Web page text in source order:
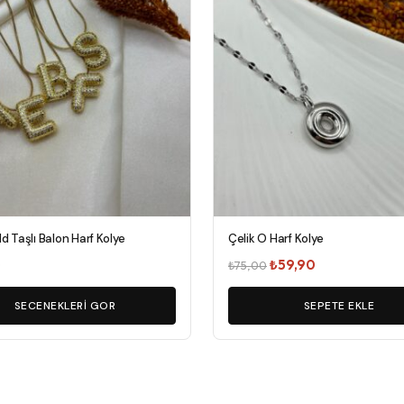
Taşlı Balon Harf Kolye
SECENEKLERI GOR
Çelik O Harf Kolye
₺75,00Orijinal
fiyat:
₺75,00.
₺59,90
andaki
fiyat:
₺59,90.
SEPETE EKLE